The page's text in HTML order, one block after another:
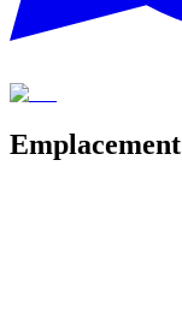
Emplacement